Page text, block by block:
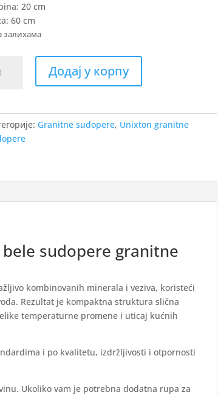
20 cm
60 cm
залихама
Додај у корпу
Granitne sudopere, Unixton granitne
sudopere granitne
kombinovanih minerala i veziva, koristeći
Rezultat je kompaktna struktura slična
temperaturne promene i uticaj kućnih
i po kvalitetu, izdržljivosti i otpornosti
Ukoliko vam je potrebna dodatna rupa za